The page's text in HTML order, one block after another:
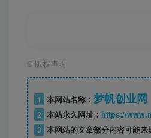
© 版权声明
1 本网站名称： 梦帆创业网
2 本站永久网址： https://
3 本网站的文章部分内容可能